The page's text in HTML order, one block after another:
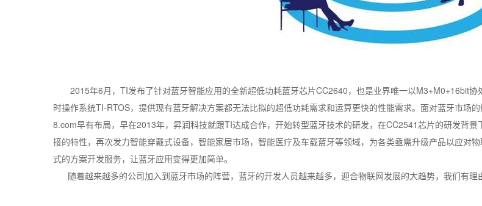
2015年6月，TI发布了针对蓝牙智能应用的全新超低功耗蓝牙芯片CC2640，也是业界唯一以M3+M0+16bit协
时操作系统TI-RTOS，提供现有蓝牙解决方案都无法比拟的超低功耗需求和运算更快的性能需求。面对蓝牙市场
8.com早有布局，早在2013年，昇润科技就跟TI达成合作，开始转型蓝牙技术的研发，在CC2541芯片的研发背
接的特性，再次发力智能穿戴式设备，智能家居市场，智能医疗及车载蓝牙等领域，为各类亟需升级产品以应对
式的方案开发服务，让蓝牙应用变得更加简单。
随着越来越多的公司加入到蓝牙市场的阵营，蓝牙的开发人员越来越多，迎合物联网发展的大趋势，我们有理